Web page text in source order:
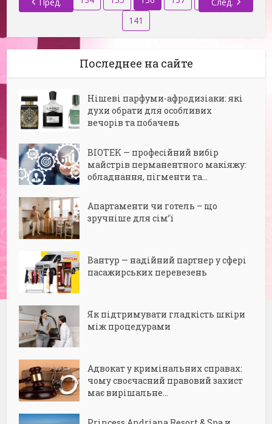
141
Последнее на сайте
Нішеві парфуми-афродизіаки: які
духи обрати для особливих
вечорів та побачень
BIOTEK — професійний вибір
майстрів перманентного макіяжу:
обладнання, пігменти та...
Апартаменти чи готель – що
зручніше для сім’ї
Вантур — надійний партнер у сфері
пасажирських перевезень
Як підтримувати гладкість шкіри
між процедурами
Адвокат у кримінальних справах:
чому своєчасний правовий захист
має вирішальне...